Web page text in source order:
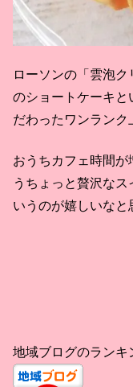
ローソンの「雲泡
のショートケーキと
だわったワンラン
おうちカフェ時間
うちょっと贅沢な
いうのが嬉しいなと
地域ブログのランキ